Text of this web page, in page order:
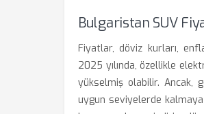
Bulgaristan SUV
Fiyatlar, döviz kurları,
2025 yılında, özellikle
yükselmiş olabilir. Ancak,
uygun seviyelerde kalmaya